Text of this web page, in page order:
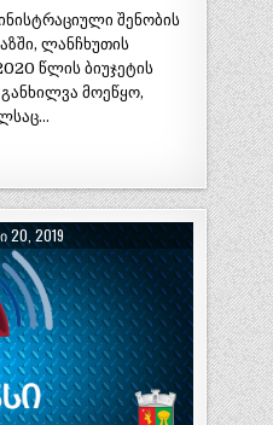
შენობის
ლანჩხუთის
წლის ბიუჯეტის
მოეწყო,
20, 2019